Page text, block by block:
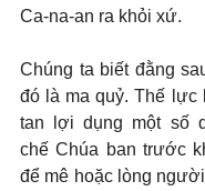
Ca-na-an ra khỏi xứ.
Chúng ta biết đằng
đó là ma quỷ. Thế lực
tan lợi dụng một số
chế Chúa ban trước
để mê hoặc lòng